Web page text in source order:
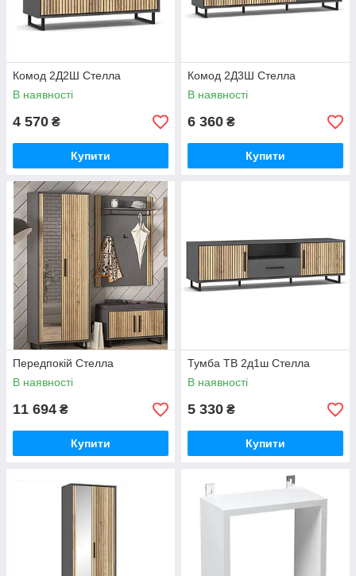
Комод 2Д2Ш Стелла
В наявності
4 570 ₴
Купити
Комод 2Д3Ш Стелла
В наявності
6 360 ₴
Купити
Передпокій Стелла
В наявності
11 694 ₴
Купити
Тумба ТВ 2д1ш Стелла
В наявності
5 330 ₴
Купити